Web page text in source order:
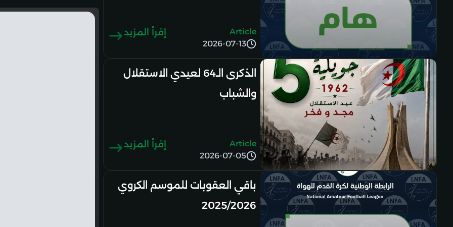
2026-07-13
Article إقرأ المزيد
الذكرى الـ64 لعيدي الاستقلال
والشباب
2026-07-05
Article إقرأ المزيد
باقي العقوبات للموسم الكروي
2025/2026